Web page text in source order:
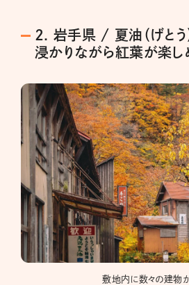
2. 岩手県 / 夏油（げと
浸かりながら紅葉が楽し
敷地内に数々の建物